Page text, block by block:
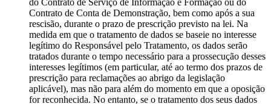
do Contrato de Serviço de Informação e Formação ou do
Contrato de Conta de Demonstração, bem como após a sua
rescisão, durante o prazo de prescrição previsto na lei. Na
medida em que o tratamento de dados se baseie no interesse
legítimo do Responsável pelo Tratamento, os dados serão
tratados durante o tempo necessário para a prossecução desses
interesses legítimos (em particular, até ao termo dos prazos de
prescrição para reclamações ao abrigo da legislação
aplicável), mas não para além do momento em que a oposição
for reconhecida. No entanto, se o tratamento dos seus dados